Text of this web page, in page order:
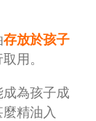
存放於孩子
用。
為孩子成
精油入